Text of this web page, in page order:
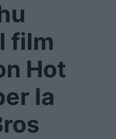
film
Hot
la